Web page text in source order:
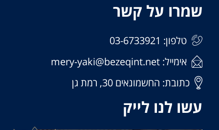
שמרו על קשר
טלפון: 03-6733921
אימייל: mery-yaki@bezeqint.net
כתובת: החשמונאים 30, רמת גן
עשו לנו לייק